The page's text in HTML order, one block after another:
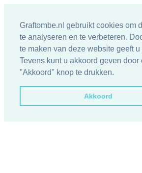
Graftombe.nl gebruikt cookies om
te analyseren en te verbeteren.
te maken van deze website geeft u
Tevens kunt u akkoord geven door
"Akkoord" knop te drukken.
Akkoord